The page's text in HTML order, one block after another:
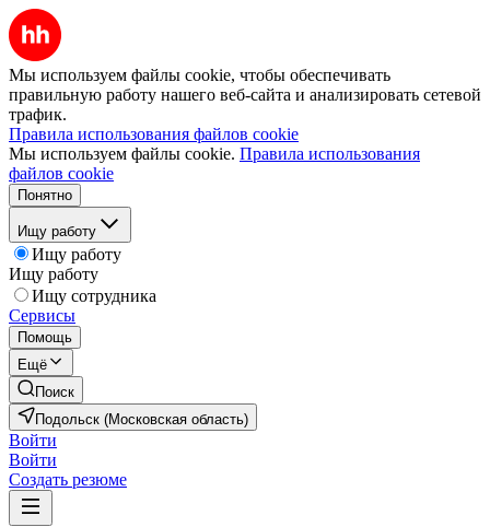
Мы используем файлы cookie, чтобы обеспечивать
правильную работу нашего веб-сайта и анализировать сетевой
трафик.
Правила использования файлов cookie
Мы используем файлы cookie. Правила использования
файлов cookie
Понятно
Ищу работу
Ищу работу
Ищу работу
Ищу сотрудника
Сервисы
Помощь
Ещё
Поиск
Подольск (Московская область)
Войти
Войти
Создать резюме